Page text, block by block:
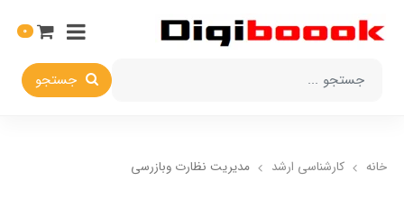
جستجو
0
خانه کارشناسی‌ ارشد مدیریت نظارت وبازرسی